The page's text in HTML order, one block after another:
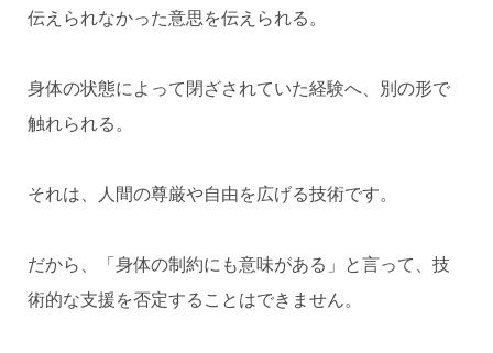
伝えられなかった意思を伝えられる。
身体の状態によって閉ざされていた経験へ、別の形で
触れられる。
それは、人間の尊厳や自由を広げる技術です。
だから、「身体の制約にも意味がある」と言って、技
術的な支援を否定することはできません。